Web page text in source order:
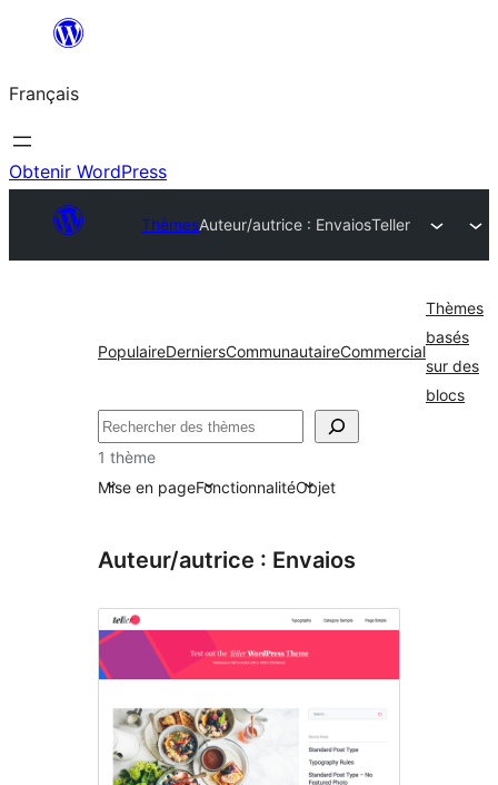
contenu
Français
Obtenir WordPress
ThèmesAuteur/autrice : EnvaiosTeller
PopulaireDerniersCommunautaireCommercial
Thèmes
basés
sur des
blocs
Rechercher
1 thème
Mise en pageFonctionnalitéObjet
Auteur/autrice : Envaios